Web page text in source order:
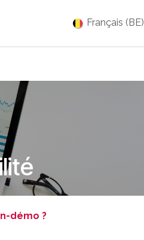
Français (BE)
démo ?